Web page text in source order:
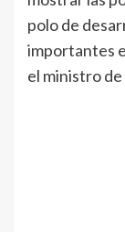
polo de
importantes
el ministro